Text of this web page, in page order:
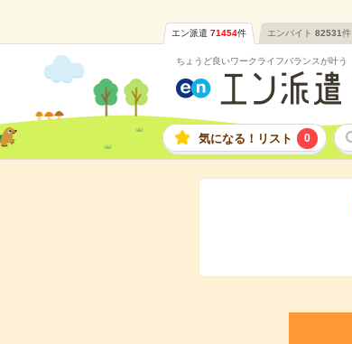
エン派遣 71454件 エンバイト 82531件
ちょうど良いワークライフバランスが叶う
気になる！リスト 0